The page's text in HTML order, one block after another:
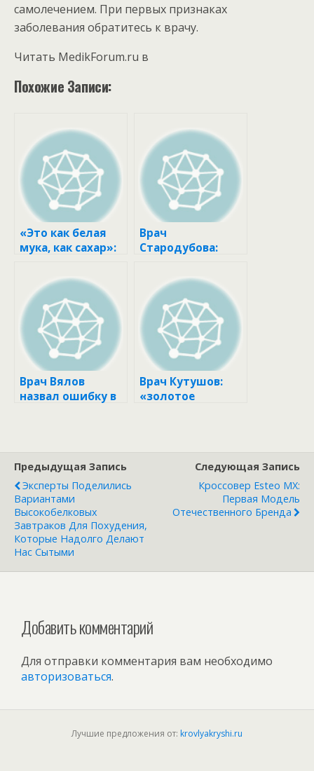
самолечением. При первых признаках
заболевания обратитесь к врачу.
Читать MedikForum.ru в
Похожие Записи:
«Это как белая
мука, как сахар»:
Соломатина
назвала опасную
для здоровья
кашу
Врач
Стародубова:
витамином С
мандарины
помогают
укреплять стенки
сосудов
Врач Вялов
назвал ошибку в
Врач Кутушов:
«золотое
бодрости. Как его
приготовить?
Предыдущая Запись
Эксперты Поделились
Вариантами
Высокобелковых
Завтраков Для Похудения,
Которые Надолго Делают
Нас Сытыми
Следующая Запись
Кроссовер Esteo MX:
Первая Модель
Отечественного Бренда
Добавить комментарий
Для отправки комментария вам необходимо
авторизоваться.
Лучшие предложения от: krovlyakryshi.ru